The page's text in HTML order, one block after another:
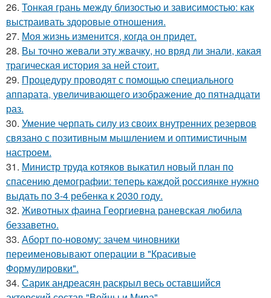
26. Тонкая грань между близостью и зависимостью: как
выстраивать здоровые отношения.
27. Моя жизнь изменится, когда он придет.
28. Вы точно жевали эту жвачку, но вряд ли знали, какая
трагическая история за ней стоит.
29. Процедуру проводят с помощью специального
аппарата, увеличивающего изображение до пятнадцати
раз.
30. Умение черпать силу из своих внутренних резервов
связано с позитивным мышлением и оптимистичным
настроем.
31. Министр труда котяков выкатил новый план по
спасению демографии: теперь каждой россиянке нужно
выдать по 3-4 ребенка к 2030 году.
32. Животных фаина Георгиевна раневская любила
беззаветно.
33. Аборт по-новому: зачем чиновники
переименовывают операции в "Красивые
Формулировки".
34. Сарик андреасян раскрыл весь оставшийся